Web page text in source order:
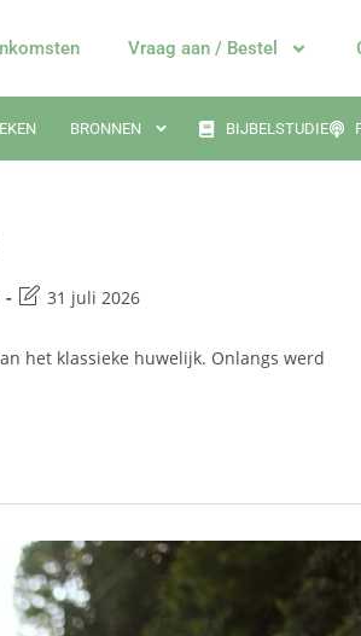
Vraag aan / Bestel
BRONNEN BIJBELSTUDIE
31 juli 2026
het klassieke huwelijk. Onlangs werd